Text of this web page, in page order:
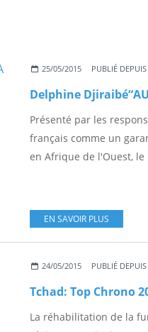
25/05/2015 PUBLIÉ
Présenté par les
français comme un
en Afrique de l'Ouest,
EN SAVOIR PLUS
24/05/2015 PUBLIÉ
La réhabilitation de la